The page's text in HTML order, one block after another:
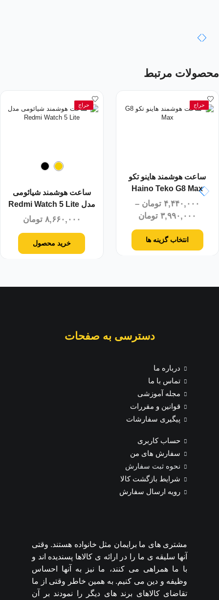
محصولات مرتبط
حراج
ساعت هوشمند هاینو تکو
Haino Teko G8 Max
۴,۴۴۰,۰۰۰ تومان –
۳,۹۹۰,۰۰۰ تومان
انتخاب گزینه ها
حراج
ساعت هوشمند شیائومی
مدل Redmi Watch 5 Lite
۸,۶۶۰,۰۰۰ تومان
خرید محصول
دسترسی به صفحات
درباره ما
تماس با ما
مجله آموزشی
قوانین و مقررات
پیگیری سفارشات
حساب کاربری
سفارش های من
نحوه ثبت سفارش
شرایط بازگشت کالا
رویه ارسال سفارش
مشتری های ما برایمان مثل خانواده هستند. وقتی
آنها سلیقه ی ما را در ارائه ی کالاها پسندیده اند و
با ما همراهی می کنند، ما نیز به آنها احساس
وظیفه و دین می کنیم. به همین خاطر وقتی از ما
تقاضای کالاهای برند های دیگر را نمودند بر آن